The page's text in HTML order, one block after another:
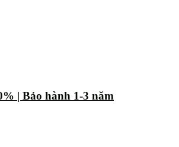
| Bảo hành 1-3 năm